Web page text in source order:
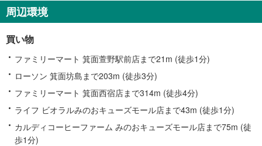
す
る
報
周辺環境
買い物
ファミリーマート 箕面萱野駅前店まで21m (徒歩1分)
ローソン 箕面坊島まで203m (徒歩3分)
ファミリーマート 箕面西宿店まで314m (徒歩4分)
ライフ ビオラルみのおキューズモール店まで43m (徒歩1分)
カルディコーヒーファーム みのおキューズモール店まで75m (徒
歩1分)